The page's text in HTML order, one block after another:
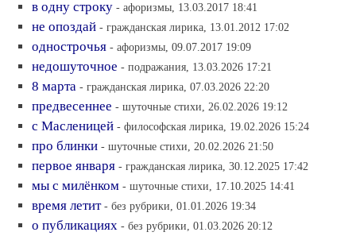
в одну строку - афоризмы, 13.03.2017 18:41
не опоздай - гражданская лирика, 13.01.2012 17:02
однострочья - афоризмы, 09.07.2017 19:09
недошуточное - подражания, 13.03.2026 17:21
8 марта - гражданская лирика, 07.03.2026 22:20
предвесеннее - шуточные стихи, 26.02.2026 19:12
с Масленицей - философская лирика, 19.02.2026 15:24
про блинки - шуточные стихи, 20.02.2026 21:50
первое января - гражданская лирика, 30.12.2025 17:42
мы с милёнком - шуточные стихи, 17.10.2025 14:41
время летит - без рубрики, 01.01.2026 19:34
о публикациях - без рубрики, 01.03.2026 20:12